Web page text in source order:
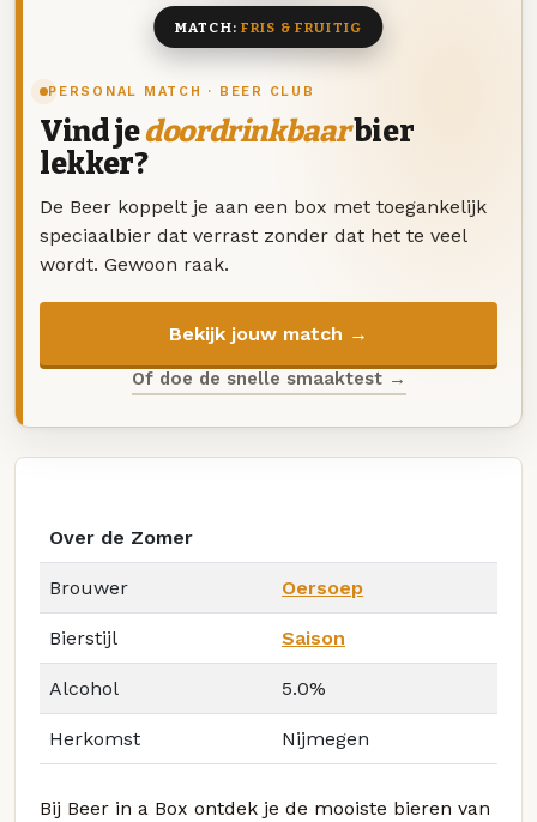
PERSONAL MATCH · BEER CLUB
Vind jedoordrinkbaarbier
lekker?
De Beer koppelt je aan een box met toegankelijk
speciaalbier dat verrast zonder dat het te veel
wordt. Gewoon raak.
Bekijk jouw match →
Of doe de snelle smaaktest →
MATCH: FRIS & FRUITIG
Over de Zomer
Brouwer Oersoep
Bierstijl Saison
Alcohol 5.0%
Herkomst Nijmegen
Bij Beer in a Box ontdek je de mooiste bieren van